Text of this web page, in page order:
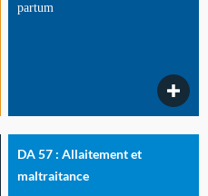
partum
DA 57 : Allaitement et
maltraitance